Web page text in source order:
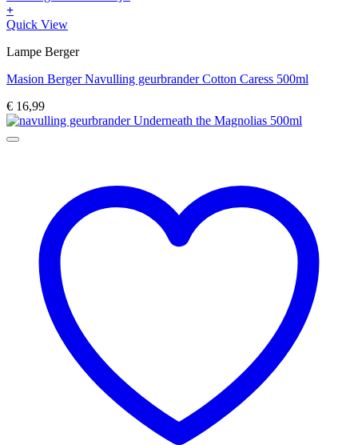
+
Quick View
Lampe Berger
Masion Berger Navulling geurbrander Cotton Caress 500ml
€ 16,99